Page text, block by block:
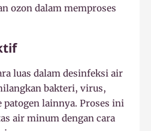
ozon dalam memproses
luas dalam desinfeksi air
bakteri, virus,
lainnya. Proses ini
air minum dengan cara